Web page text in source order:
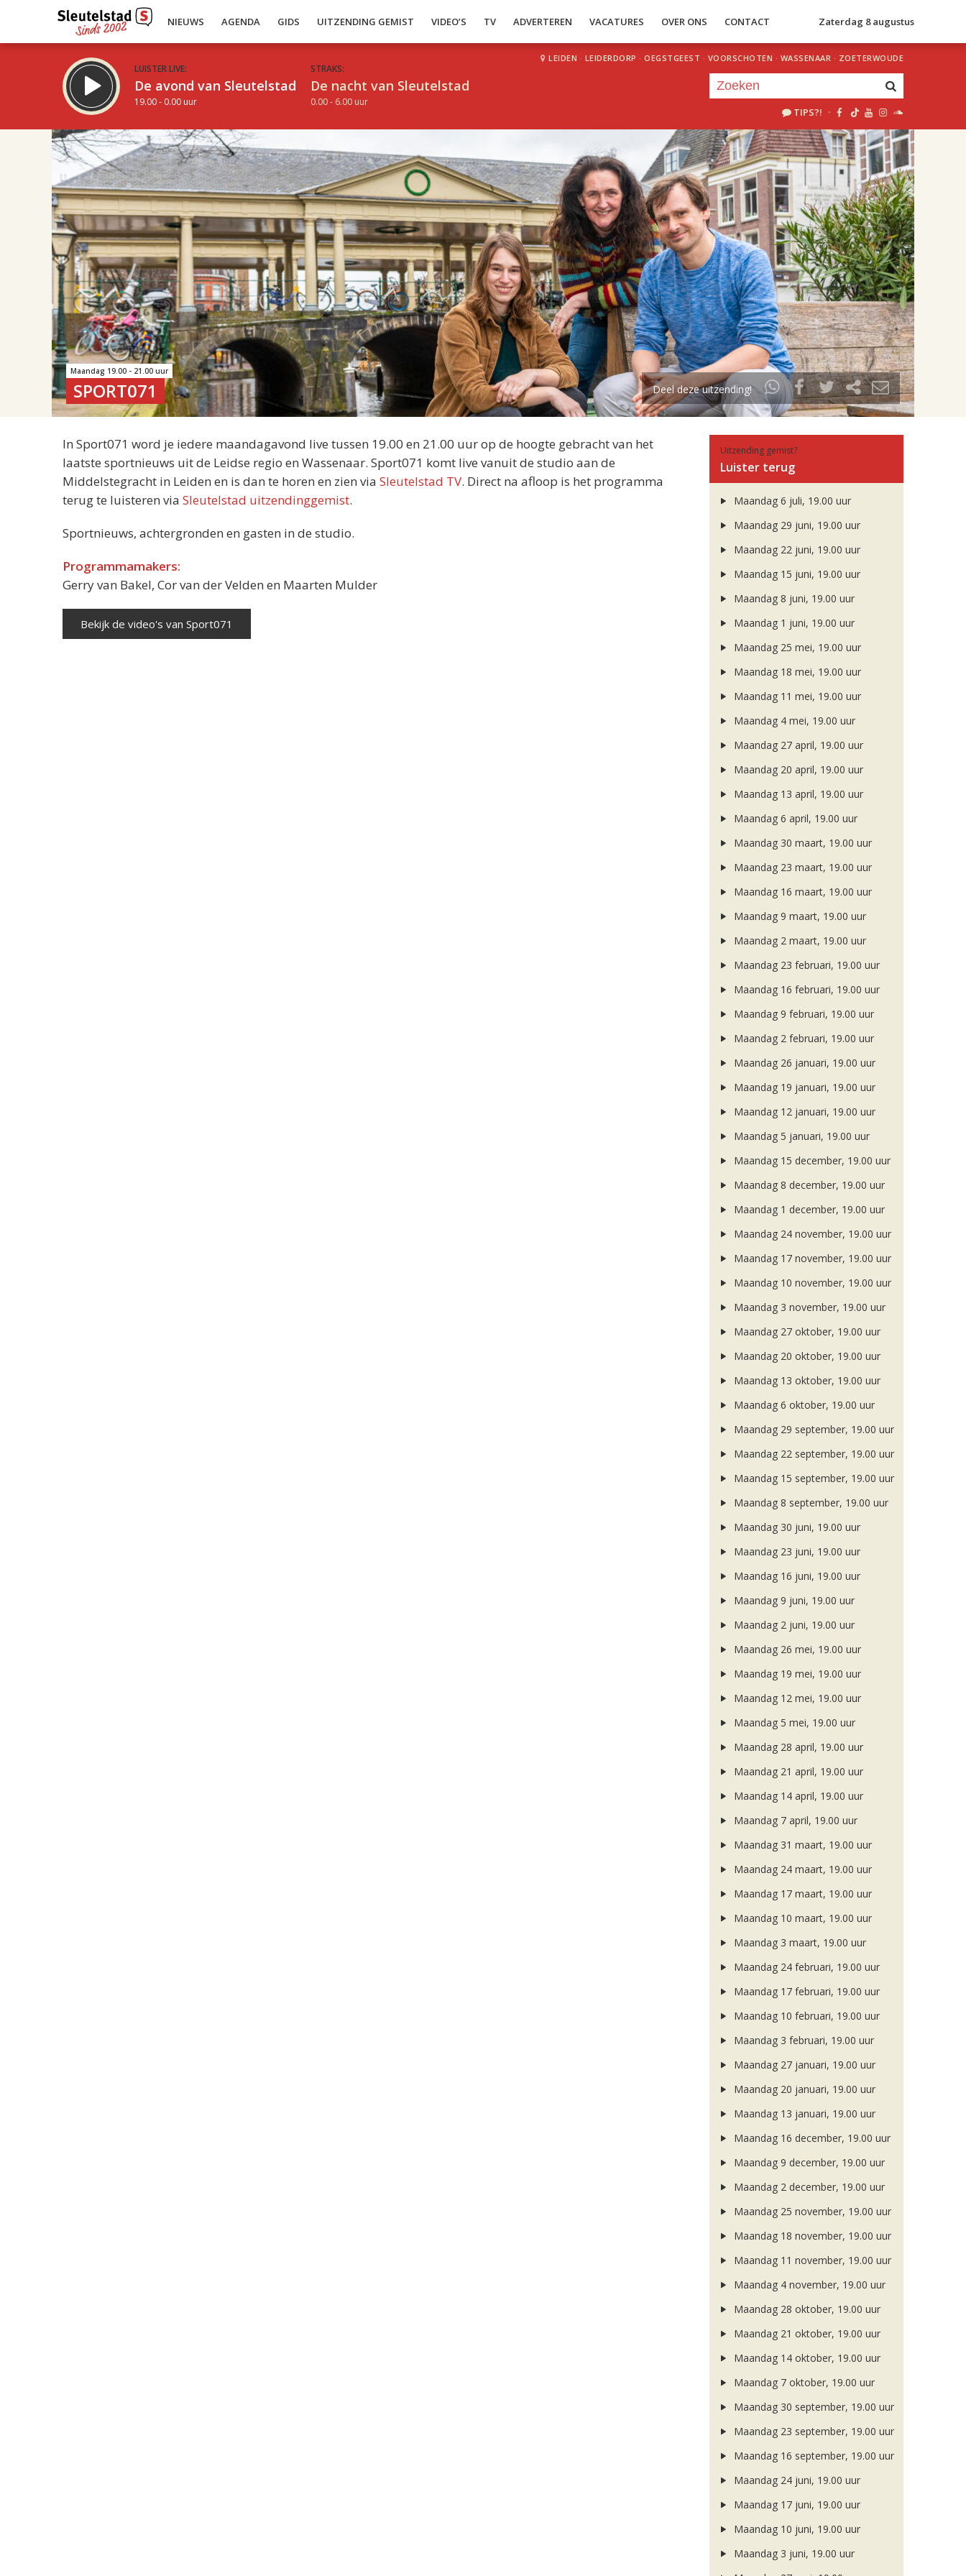
NIEUWS AGENDA GIDS UITZENDING GEMIST VIDEO’S TV ADVERTEREN VACATURES OVER ONS CONTACT Zaterdag 8 augustus
LUISTER LIVE:
De avond van Sleutelstad
19.00 - 0.00 uur
STRAKS:
De nacht van Sleutelstad
0.00 - 6.00 uur
LEIDEN · LEIDERDORP · OEGSTGEEST · VOORSCHOTEN · WASSENAAR · ZOETERWOUDE
TIPS?! ·
19.00 20.00
Je luistert nu naaruur 1 van 2
«Vorig uur Volgend uur»
Inklappen
Maandag 19.00 - 21.00 uur
SPORT071 Deel deze uitzending!
In Sport071 word je iedere maandagavond live tussen 19.00 en 21.00 uur op de hoogte gebracht van het
laatste sportnieuws uit de Leidse regio en Wassenaar. Sport071 komt live vanuit de studio aan de
Middelstegracht in Leiden en is dan te horen en zien via Sleutelstad TV. Direct na afloop is het programma
terug te luisteren via Sleutelstad uitzendinggemist.
Sportnieuws, achtergronden en gasten in de studio.
Programmamakers:
Gerry van Bakel, Cor van der Velden en Maarten Mulder
Bekijk de video's van Sport071
Uitzending gemist?
Luister terug
Maandag 6 juli, 19.00 uur
Maandag 29 juni, 19.00 uur
Maandag 22 juni, 19.00 uur
Maandag 15 juni, 19.00 uur
Maandag 8 juni, 19.00 uur
Maandag 1 juni, 19.00 uur
Maandag 25 mei, 19.00 uur
Maandag 18 mei, 19.00 uur
Maandag 11 mei, 19.00 uur
Maandag 4 mei, 19.00 uur
Maandag 27 april, 19.00 uur
Maandag 20 april, 19.00 uur
Maandag 13 april, 19.00 uur
Maandag 6 april, 19.00 uur
Maandag 30 maart, 19.00 uur
Maandag 23 maart, 19.00 uur
Maandag 16 maart, 19.00 uur
Maandag 9 maart, 19.00 uur
Maandag 2 maart, 19.00 uur
Maandag 23 februari, 19.00 uur
Maandag 16 februari, 19.00 uur
Maandag 9 februari, 19.00 uur
Maandag 2 februari, 19.00 uur
Maandag 26 januari, 19.00 uur
Maandag 19 januari, 19.00 uur
Maandag 12 januari, 19.00 uur
Maandag 5 januari, 19.00 uur
Maandag 15 december, 19.00 uur
Maandag 8 december, 19.00 uur
Maandag 1 december, 19.00 uur
Maandag 24 november, 19.00 uur
Maandag 17 november, 19.00 uur
Maandag 10 november, 19.00 uur
Maandag 3 november, 19.00 uur
Maandag 27 oktober, 19.00 uur
Maandag 20 oktober, 19.00 uur
Maandag 13 oktober, 19.00 uur
Maandag 6 oktober, 19.00 uur
Maandag 29 september, 19.00 uur
Maandag 22 september, 19.00 uur
Maandag 15 september, 19.00 uur
Maandag 8 september, 19.00 uur
Maandag 30 juni, 19.00 uur
Maandag 23 juni, 19.00 uur
Maandag 16 juni, 19.00 uur
Maandag 9 juni, 19.00 uur
Maandag 2 juni, 19.00 uur
Maandag 26 mei, 19.00 uur
Maandag 19 mei, 19.00 uur
Maandag 12 mei, 19.00 uur
Maandag 5 mei, 19.00 uur
Maandag 28 april, 19.00 uur
Maandag 21 april, 19.00 uur
Maandag 14 april, 19.00 uur
Maandag 7 april, 19.00 uur
Maandag 31 maart, 19.00 uur
Maandag 24 maart, 19.00 uur
Maandag 17 maart, 19.00 uur
Maandag 10 maart, 19.00 uur
Maandag 3 maart, 19.00 uur
Maandag 24 februari, 19.00 uur
Maandag 17 februari, 19.00 uur
Maandag 10 februari, 19.00 uur
Maandag 3 februari, 19.00 uur
Maandag 27 januari, 19.00 uur
Maandag 20 januari, 19.00 uur
Maandag 13 januari, 19.00 uur
Maandag 16 december, 19.00 uur
Maandag 9 december, 19.00 uur
Maandag 2 december, 19.00 uur
Maandag 25 november, 19.00 uur
Maandag 18 november, 19.00 uur
Maandag 11 november, 19.00 uur
Maandag 4 november, 19.00 uur
Maandag 28 oktober, 19.00 uur
Maandag 21 oktober, 19.00 uur
Maandag 14 oktober, 19.00 uur
Maandag 7 oktober, 19.00 uur
Maandag 30 september, 19.00 uur
Maandag 23 september, 19.00 uur
Maandag 16 september, 19.00 uur
Maandag 24 juni, 19.00 uur
Maandag 17 juni, 19.00 uur
Maandag 10 juni, 19.00 uur
Maandag 3 juni, 19.00 uur